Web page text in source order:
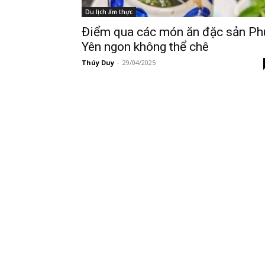
Du lịch ẩm thực
Điểm qua các món ăn đặc sản
Yên ngon không thể chê
Thúy Duy - 29/04/2025